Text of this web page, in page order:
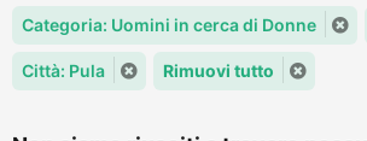
Categoria: Uomini in cerca di Donne
Città: Pula Rimuovi tutto